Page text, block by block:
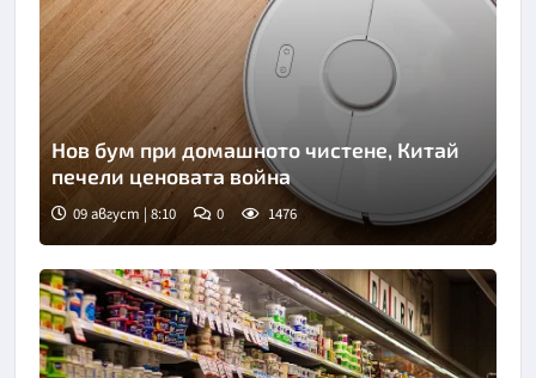
Снимка: Пиксабей
Нов бум при домашното чистене, Китай
печели ценовата война
09 август | 8:10 0 1476